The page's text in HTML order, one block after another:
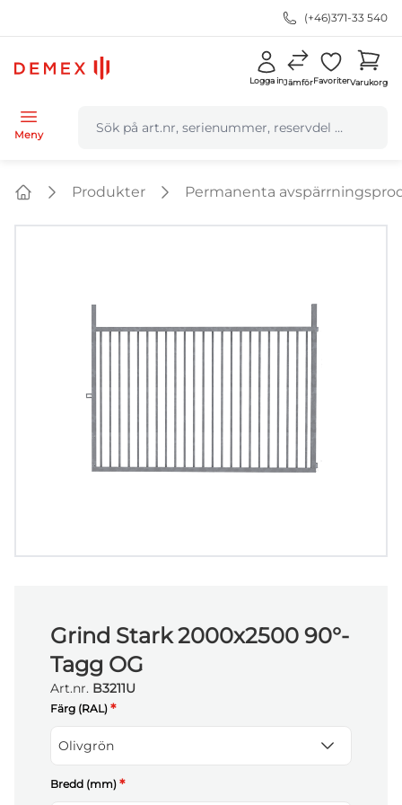
(+46)371-33 540
Logga inJämförFavoriterVarukorg
Meny
Produkter Permanenta
Grind Stark 2000x2500 90°-
Tagg OG
Art.nr. B3211U
Färg (RAL) *
Olivgrön
Bredd (mm) *